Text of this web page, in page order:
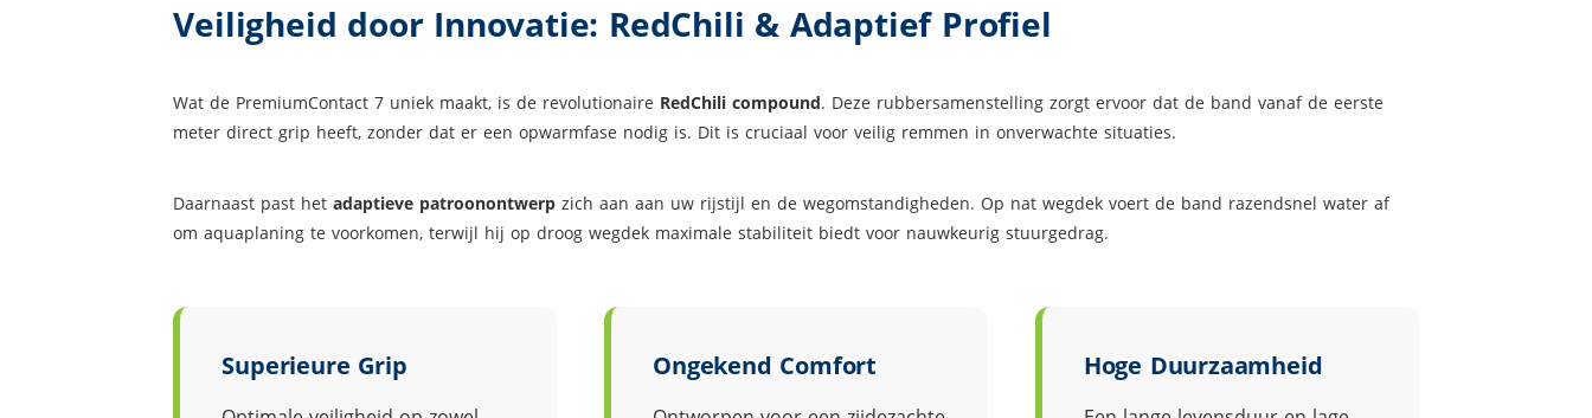
Veiligheid door Innovatie: RedChili & Adaptief Profiel
Wat de PremiumContact 7 uniek maakt, is de revolutionaire RedChili compound. Deze rubbersamenstelling zorgt ervoor dat de band vanaf de eerste
meter direct grip heeft, zonder dat er een opwarmfase nodig is. Dit is cruciaal voor veilig remmen in onverwachte situaties.
Daarnaast past hetadaptieve patroonontwerp zich aan aan uw rijstijl en de wegomstandigheden. Op nat wegdek voert de band razendsnel water af
om aquaplaning te voorkomen, terwijl hij op droog wegdek maximale stabiliteit biedt voor nauwkeurig stuurgedrag.
Superieure Grip Ongekend Comfort Hoge Duurzaamheid